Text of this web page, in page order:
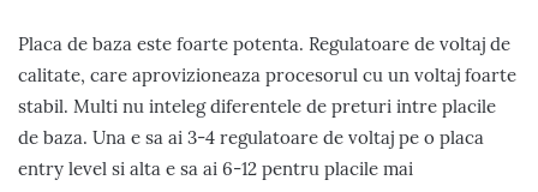
Placa de baza este foarte potenta. Regulatoare de voltaj de
calitate, care aprovizioneaza procesorul cu un voltaj foarte
stabil. Multi nu inteleg diferentele de preturi intre placile
de baza. Una e sa ai 3-4 regulatoare de voltaj pe o placa
entry level si alta e sa ai 6-12 pentru placile mai